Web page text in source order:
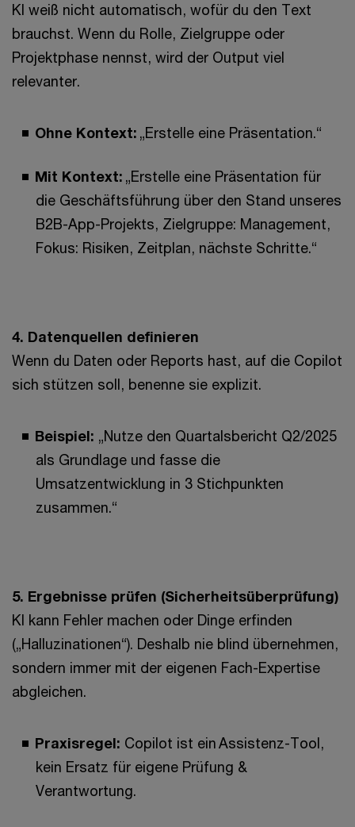
KI weiß nicht automatisch, wofür du den Text
brauchst. Wenn du Rolle, Zielgruppe oder
Projektphase nennst, wird der Output viel
relevanter.
Ohne Kontext: „Erstelle eine Präsentation.“
Mit Kontext: „Erstelle eine Präsentation für
die Geschäftsführung über den Stand unseres
B2B-App-Projekts, Zielgruppe: Management,
Fokus: Risiken, Zeitplan, nächste Schritte.“
4. Datenquellen definieren
Wenn du Daten oder Reports hast, auf die Copilot
sich stützen soll, benenne sie explizit.
Beispiel: „Nutze den Quartalsbericht Q2/2025
als Grundlage und fasse die
Umsatzentwicklung in 3 Stichpunkten
zusammen.“
5. Ergebnisse prüfen (Sicherheitsüberprüfung)
KI kann Fehler machen oder Dinge erfinden
(„Halluzinationen“). Deshalb nie blind übernehmen,
sondern immer mit der eigenen Fach-Expertise
abgleichen.
Praxisregel: Copilot ist ein Assistenz-Tool,
kein Ersatz für eigene Prüfung &
Verantwortung.